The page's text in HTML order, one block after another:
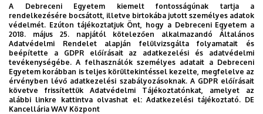
körút 98.
Épület Elméleti négyszög, U épület
Emelet, ajtó 1. emelet
Weboldal
Szervezeti weboldal
Tudóstér profil
A Debreceni Egyetem kiemelt fontosságúnak tartja a
rendelkezésére bocsátott, illetve birtokába jutott személyes adatok
védelmét. Ezúton tájékoztatjuk Önt, hogy a Debreceni Egyetem a
2018. május 25. napjától kötelezően alkalmazandó Általános
Adatvédelmi Rendelet alapján felülvizsgálta folyamatait és
beépítette a GDPR előírásait az adatkezelési és adatvédelmi
tevékenységébe. A felhasználók személyes adatait a Debreceni
Egyetem korábban is teljes körültekintéssel kezelte, megfelelve az
érvényben lévő adatkezelési szabályozásoknak. A GDPR előírásait
követve frissítettük Adatvédelmi Tájékoztatónkat, amelyet az
alábbi linkre kattintva olvashat el:Adatkezelési tájékoztató. DE
Kancellária WAV Központ